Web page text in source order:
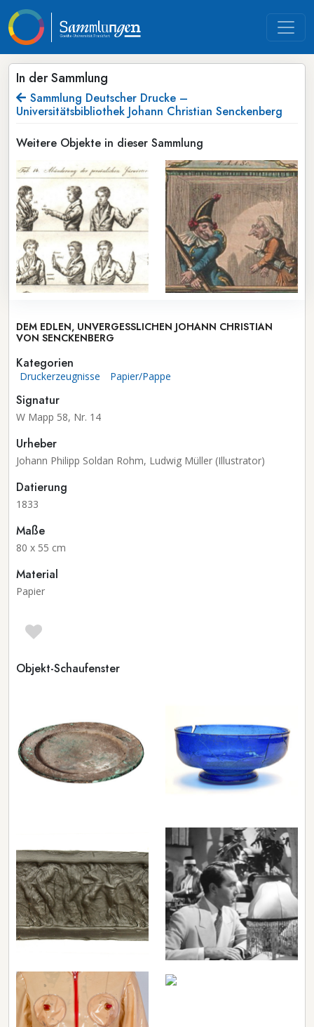
In der Sammlung
Sammlung Deutscher Drucke –
Universitätsbibliothek Johann Christian Senckenberg
Weitere Objekte in dieser Sammlung
DEM EDLEN, UNVERGESSLICHEN JOHANN CHRISTIAN
VON SENCKENBERG
Kategorien
Druckerzeugnisse Papier/Pappe
Signatur
W Mapp 58, Nr. 14
Urheber
Johann Philipp Soldan Rohm, Ludwig Müller (Illustrator)
Datierung
1833
Maße
80 x 55 cm
Material
Papier
Objekt-Schaufenster